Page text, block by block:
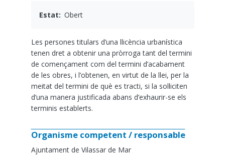
Estat Obert
Les persones titulars d’una llicència urbanística
tenen dret a obtenir una pròrroga tant del termini
de començament com del termini d’acabament
de les obres, i l’obtenen, en virtut de la llei, per la
meitat del termini de què es tracti, si la sol·liciten
d’una manera justificada abans d’exhaurir-se els
terminis establerts.
Organisme competent / responsable
Ajuntament de Vilassar de Mar